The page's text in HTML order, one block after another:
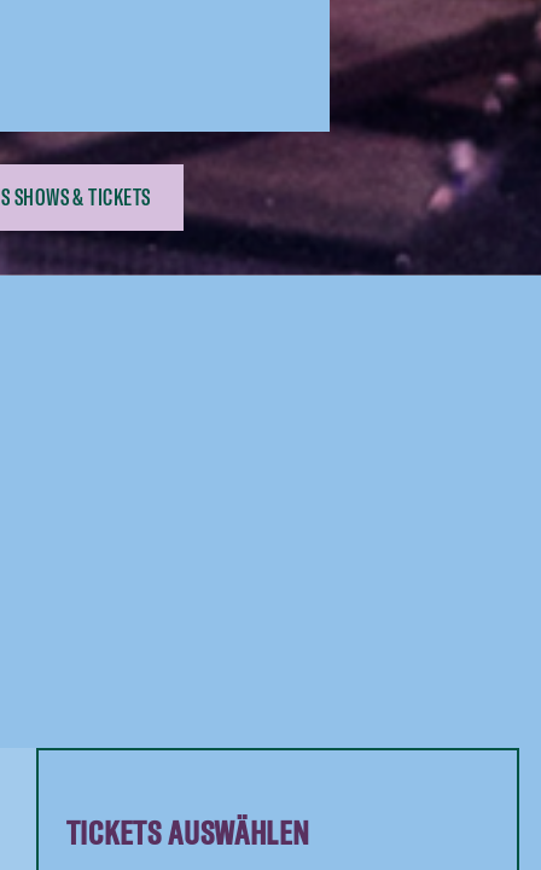
SHOWS & TICKETS
TICKETS AUSWÄHLEN